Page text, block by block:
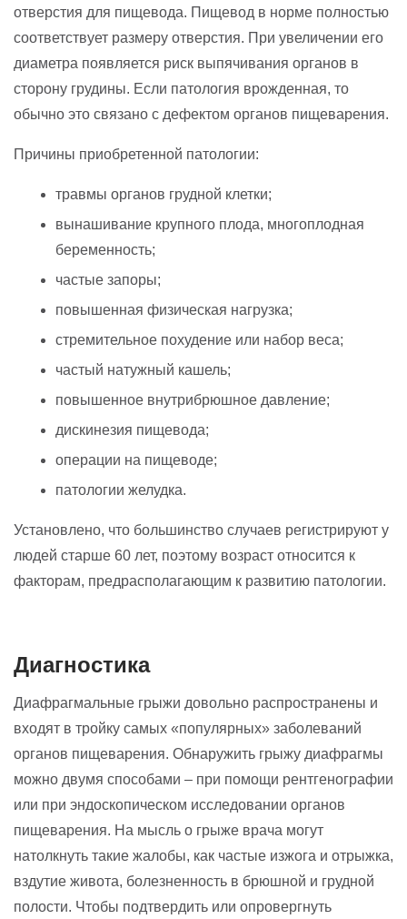
отверстия для пищевода. Пищевод в норме полностью
соответствует размеру отверстия. При увеличении его
диаметра появляется риск выпячивания органов в
сторону грудины. Если патология врожденная, то
обычно это связано с дефектом органов пищеварения.
Причины приобретенной патологии:
травмы органов грудной клетки;
вынашивание крупного плода, многоплодная
беременность;
частые запоры;
повышенная физическая нагрузка;
стремительное похудение или набор веса;
частый натужный кашель;
повышенное внутрибрюшное давление;
дискинезия пищевода;
операции на пищеводе;
патологии желудка.
Установлено, что большинство случаев регистрируют у
людей старше 60 лет, поэтому возраст относится к
факторам, предрасполагающим к развитию патологии.
Диагностика
Диафрагмальные грыжи довольно распространены и
входят в тройку самых «популярных» заболеваний
органов пищеварения. Обнаружить грыжу диафрагмы
можно двумя способами – при помощи рентгенографии
или при эндоскопическом исследовании органов
пищеварения. На мысль о грыже врача могут
натолкнуть такие жалобы, как частые изжога и отрыжка,
вздутие живота, болезненность в брюшной и грудной
полости. Чтобы подтвердить или опровергнуть